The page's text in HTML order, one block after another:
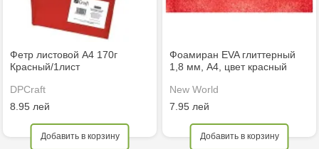
Фетр листовой А4 170г
Красный/1лист
DPCraft
8.95 лей
Добавить в корзину
Фоамиран EVA глиттерный
1,8 мм, A4, цвет красный
New World
7.95 лей
Добавить в корзину